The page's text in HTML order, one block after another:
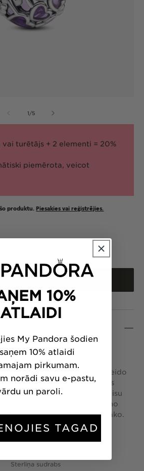
1/no
5
turētājs + 2 elementi = 20%
piemērota, veicot
produktu. Piesakies vai reģistrējies.
vēsu toņu akcentu ar
sirdis. Caurspīdīgas
ar sudraba apmalēm veido
ir arī mikropērlītes un uzraksts
Iedvesmojoties no mūsu visu
saiknes sajūtas - un jo īpaši no
amulets atgādinās par svarīgāko.
Sterliņa sudrabs
10%
ATLAIDI
My Pandora šodien
10% atlaidi
pirkumam.
norādi savu e-pastu,
un paroli.
TAGAD